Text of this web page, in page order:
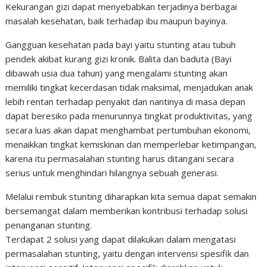
Kekurangan gizi dapat menyebabkan terjadinya berbagai
masalah kesehatan, baik terhadap ibu maupun bayinya.
Gangguan kesehatan pada bayi yaitu stunting atau tubuh
pendek akibat kurang gizi kronik. Balita dan baduta (Bayi
dibawah usia dua tahun) yang mengalami stunting akan
memiliki tingkat kecerdasan tidak maksimal, menjadukan anak
lebih rentan terhadap penyakit dan nantinya di masa depan
dapat beresiko pada menurunnya tingkat produktivitas, yang
secara luas akan dapat menghambat pertumbuhan ekonomi,
menaikkan tingkat kemiskinan dan memperlebar ketimpangan,
karena itu permasalahan stunting harus ditangani secara
serius untuk menghindari hilangnya sebuah generasi.
Melalui rembuk stunting diharapkan kita semua dapat semakin
bersemangat dalam memberikan kontribusi terhadap solusi
penanganan stunting.
Terdapat 2 solusi yang dapat dilakukan dalam mengatasi
permasalahan stunting, yaitu dengan intervensi spesifik dan